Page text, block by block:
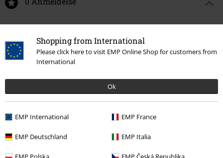
Shopping from International
Please click here to visit EMP Online Shop for customers from
International
Ok
EMP International EMP France
EMP Deutschland EMP Italia
Fortell oss hva du synes om "Fluffy Hoodie".
Skriv anmeldelse